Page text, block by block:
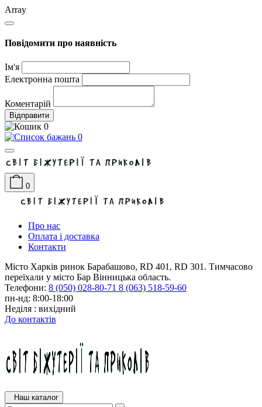
Array
Повідомити про наявність
Ім'я
Електронна пошта
Коментарій
Відправити
0
0
0
Про нас
Оплата і доставка
Контакти
Місто Харків ринок Барабашово, RD 401, RD 301. Тимчасово
переїхали у місто Бар Вінницька область.
Телефони: 8 (050) 028-80-71 8 (063) 518-59-60
пн-нд: 8:00-18:00
Неділя : вихідний
До контактів
Наш каталог